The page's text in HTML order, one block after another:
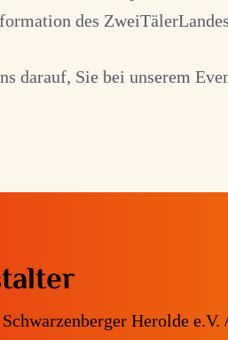
des
darauf, Sie bei unserem
Herolde e.V.